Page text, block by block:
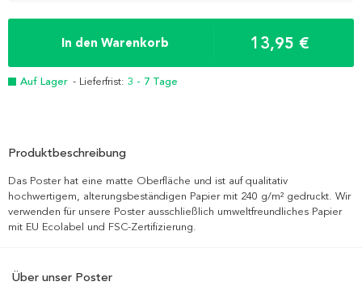
In den Warenkorb 13,95 €
Auf Lager - Lieferfrist: 3 - 7 Tage
Produktbeschreibung
Das Poster hat eine matte Oberfläche und ist auf qualitativ
hochwertigem, alterungsbeständigen Papier mit 240 g/m² gedruckt. Wir
verwenden für unsere Poster ausschließlich umweltfreundliches Papier
mit EU Ecolabel und FSC-Zertifizierung.
Über unser Poster